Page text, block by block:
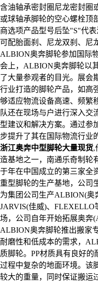
含油轴承密封圈尼龙密封圈
或球轴承脚轮的空心螺栓顶
商选项产品型号后坠"S"代
可配胎面刹、尼龙双刹、尼
ALBION奥奔脚轮参加国际
会上，ALBION奥奔脚轮以
了大量参观者的目光。展会
行业打造的脚轮产品，如高
够适应物流设备高速、频繁
队还在现场与户进行深入交
型建议和解决方案。通过参
步提升了其在国际物流行业
浙江奥奔中型脚轮大量现货,
造基地之一，南通乐奇制轮
于年在中国成立的第三家全
重型脚轮的生产基地，公司
为集团公司生产ALBION(奥
JARVIS(佳威)、
场，公司自年开始拓展奥奔
ALBION奥奔脚轮推出搬家
耐磨性和低成本的需求，
质脚轮。PP材质具有良好
过程中复杂的地面环境。该
较大的重量，同时保证搬运